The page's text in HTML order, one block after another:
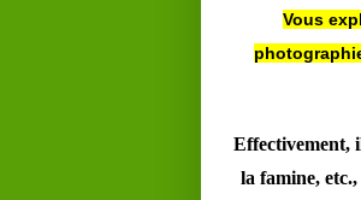
Vous
Effectivement,
la famine,